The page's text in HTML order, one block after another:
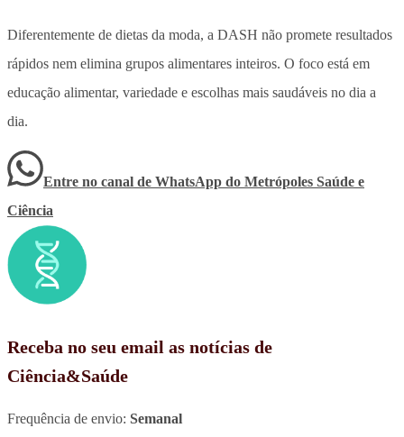
Diferentemente de dietas da moda, a DASH não promete resultados
rápidos nem elimina grupos alimentares inteiros. O foco está em
educação alimentar, variedade e escolhas mais saudáveis no dia a
dia.
Entre no canal de WhatsApp do Metrópoles Saúde e
Ciência
Receba no seu email as notícias de
Ciência&Saúde
Frequência de envio: Semanal